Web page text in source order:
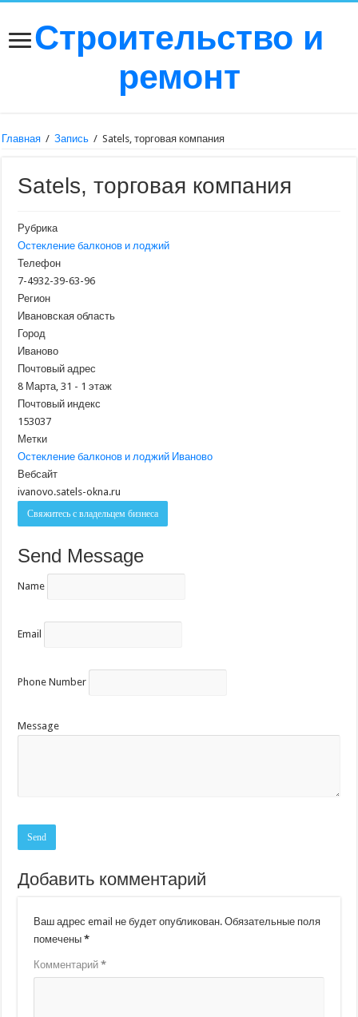
Строительство и
ремонт
Главная / Запись / Satels, торговая компания
Satels, торговая компания
Рубрика
Остекление балконов и лоджий
Телефон
7-4932-39-63-96
Регион
Ивановская область
Город
Иваново
Почтовый адрес
8 Марта, 31 - 1 этаж
Почтовый индекс
153037
Метки
Остекление балконов и лоджий Иваново
Вебсайт
ivanovo.satels-okna.ru
Свяжитесь с владельцем бизнеса
Send Message
Name
Email
Phone Number
Message
Добавить комментарий
Ваш адрес email не будет опубликован. Обязательные поля
помечены*
Комментарий*